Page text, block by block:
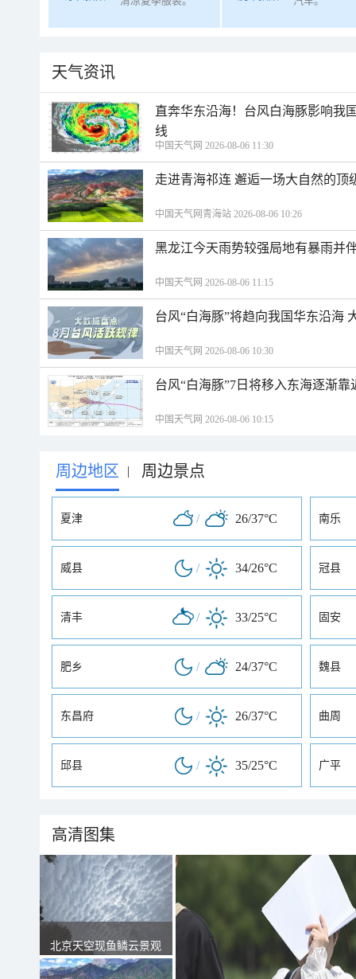
天气资讯
直奔华东沿海！台风白海豚影响我
线
中国天气网 2026-08-06 11:30
走进青海祁连 邂逅一场大自然的顶
中国天气网青海站 2026-08-06 10:26
黑龙江今天雨势较强局地有暴雨并
中国天气网 2026-08-06 11:15
台风“白海豚”将趋向我国华东沿海
中国天气网 2026-08-06 10:30
台风“白海豚”7日将移入东海逐渐
中国天气网 2026-08-06 10:15
周边地区 | 周边景点
夏津 / 26/37°C 南乐
威县 / 34/26°C 冠县
清丰 / 33/25°C 固安
肥乡 / 24/37°C 魏县
东昌府 / 26/37°C 曲周
邱县 / 35/25°C 广平
高清图集
北京天空现鱼鳞云景观